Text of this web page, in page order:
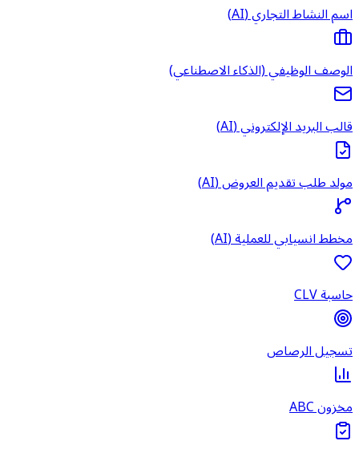
اسم النشاط التجاري (AI)
الوصف الوظيفي (الذكاء الاصطناعي)
قالب البريد الإلكتروني (AI)
مولد طلب تقديم العروض (AI)
مخطط انسيابي للعملية (AI)
حاسبة CLV
تسجيل الرصاص
مخزون ABC